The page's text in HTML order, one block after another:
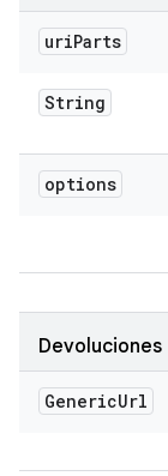
uriParts
String
options
Devoluciones
GenericUrl